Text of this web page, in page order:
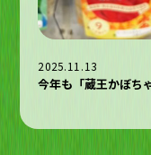
2025.11.13